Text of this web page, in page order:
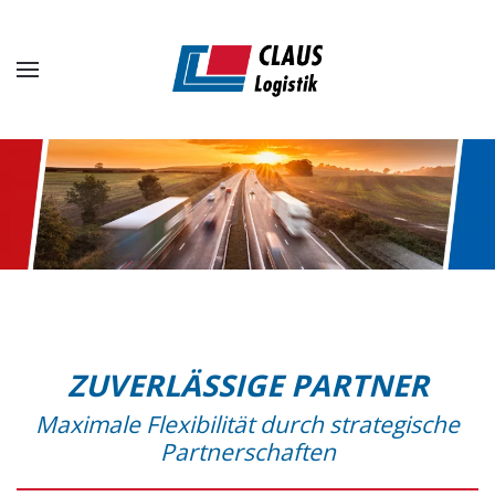
Zum Hauptinhalt springen
ZUVERLÄSSIGE PARTNER
Maximale Flexibilität durch strategische
Partnerschaften